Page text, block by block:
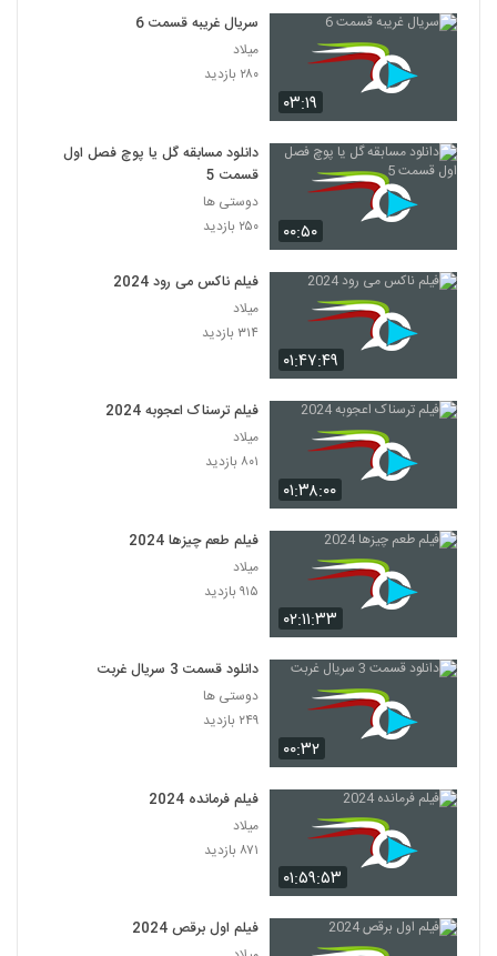
۰۳:۱۹
سریال غریبه قسمت 6
میلاد
۲۸۰ بازدید
۰۰:۵۰
دانلود مسابقه گل یا پوچ فصل اول
قسمت 5
دوستی ها
۲۵۰ بازدید
۰۱:۴۷:۴۹
فیلم ناکس می رود 2024
میلاد
۳۱۴ بازدید
۰۱:۳۸:۰۰
فیلم ترسناک اعجوبه 2024
میلاد
۸۰۱ بازدید
۰۲:۱۱:۳۳
فیلم طعم چیزها 2024
میلاد
۹۱۵ بازدید
۰۰:۳۲
دانلود قسمت 3 سریال غربت
دوستی ها
۲۴۹ بازدید
۰۱:۵۹:۵۳
فیلم فرمانده 2024
میلاد
۸۷۱ بازدید
فیلم اول برقص 2024